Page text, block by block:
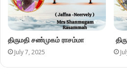
திருமதி சண்முகம் ராசம்மா
July 7, 2025